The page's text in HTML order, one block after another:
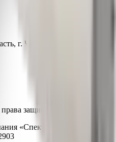
г. Череповец
защищены.
«Спектр» | ИНН